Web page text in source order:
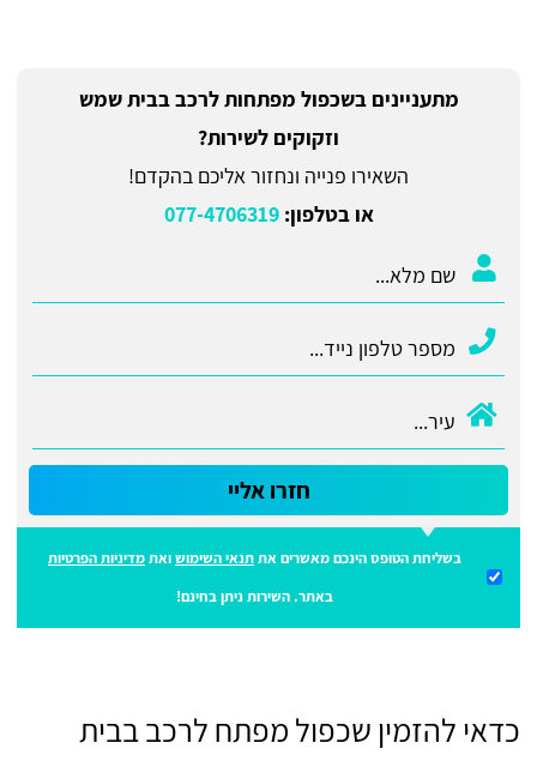
מתעניינים בשכפול מפתחות לרכב בבית שמש
וזקוקים לשירות?
השאירו פנייה ונחזור אליכם בהקדם!
או בטלפון:077-4706319
חזרו אליי
בשליחת הטופס הינכם מאשרים אתתנאי השימושואתמדיניות הפרטיות
באתר. השירות ניתן בחינם!
כדאי להזמין שכפול מפתח לרכב בבית